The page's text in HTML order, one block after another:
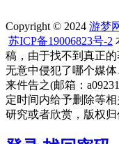
Copyright © 2024 游梦
苏ICP备19006823号-2
稿，由于找不到真正
无意中侵犯了哪个媒
来件告之(邮箱：
定时间内给予删除等
研究或者欣赏，版权归